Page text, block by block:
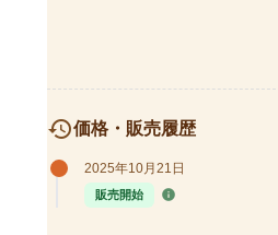
history価格・販売履歴
2025年10月21日
販売開始 info